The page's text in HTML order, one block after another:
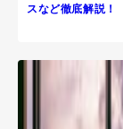
スなど徹底解説！